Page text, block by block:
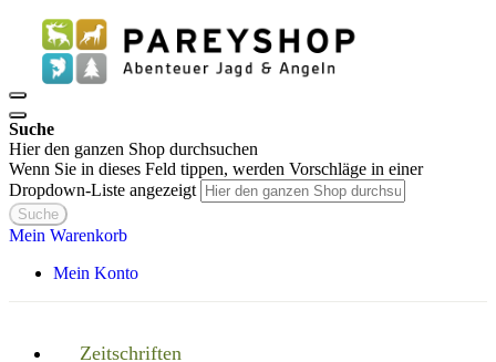
Suche
Hier den ganzen Shop durchsuchen
Wenn Sie in dieses Feld tippen, werden Vorschläge in einer
Dropdown-Liste angezeigt
Suche
Mein Warenkorb
Mein Konto
Zeitschriften